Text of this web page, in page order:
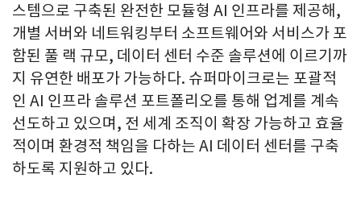
스템으로 구축된 완전한 모듈형 AI 인프라를 제공해,
개별 서버와 네트워킹부터 소프트웨어와 서비스가 포
함된 풀 랙 규모, 데이터 센터 수준 솔루션에 이르기까
지 유연한 배포가 가능하다. 슈퍼마이크로는 포괄적
인 AI 인프라 솔루션 포트폴리오를 통해 업계를 계속
선도하고 있으며, 전 세계 조직이 확장 가능하고 효율
적이며 환경적 책임을 다하는 AI 데이터 센터를 구축
하도록 지원하고 있다.